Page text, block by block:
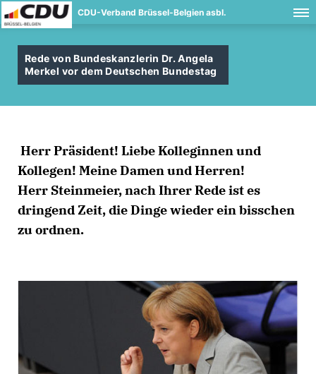
CDU-Verband Brüssel-Belgien asbl.
Rede von Bundeskanzlerin Dr. Angela
Merkel vor dem Deutschen Bundestag
Herr Präsident! Liebe Kolleginnen und
Kollegen! Meine Damen und Herren!
Herr Steinmeier, nach Ihrer Rede ist es
dringend Zeit, die Dinge wieder ein bisschen
zu ordnen.